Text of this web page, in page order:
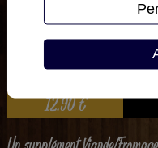
12.90€